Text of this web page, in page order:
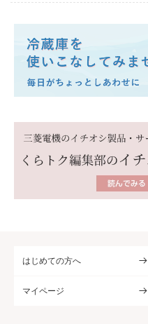
はじめての方へ
マイページ